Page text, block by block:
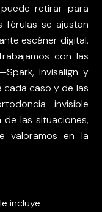
retirar para
férulas se ajustan
escáner digital,
con las
Invisalign y
caso y de las
invisible
las situaciones,
valoramos en la
incluye